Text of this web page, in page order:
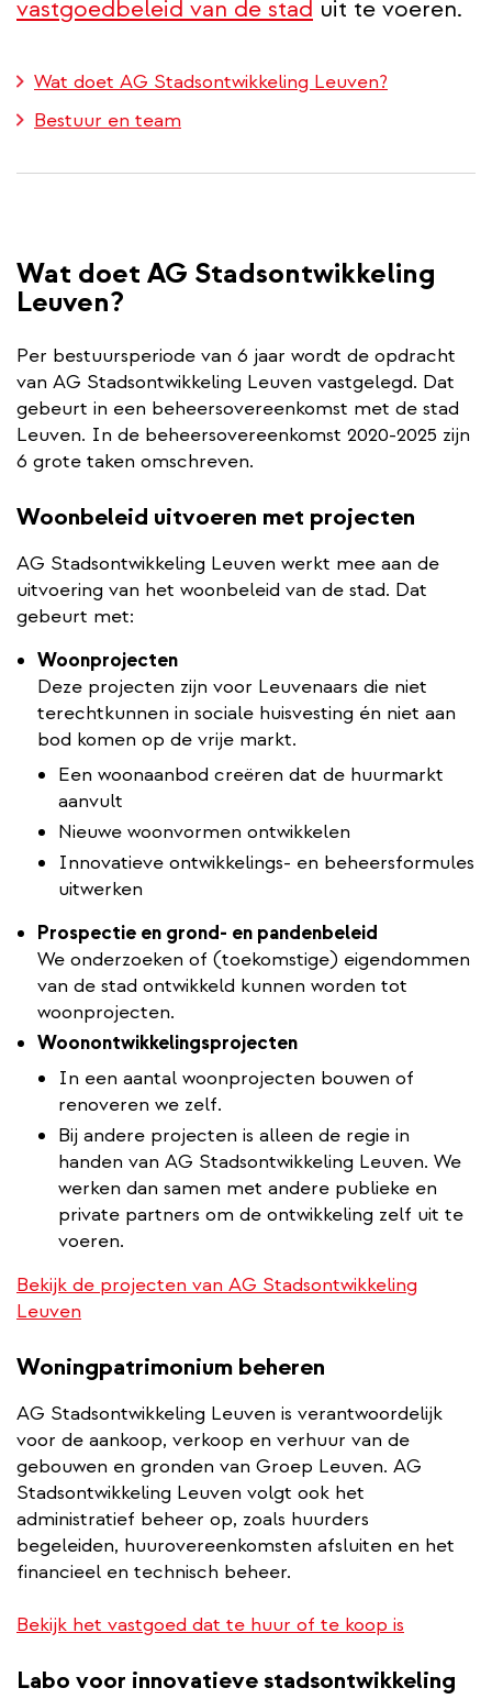
vastgoedbeleid van de stad uit te voeren.
Wat doet AG Stadsontwikkeling Leuven?
Bestuur en team
Wat doet AG Stadsontwikkeling
Leuven?
Per bestuursperiode van 6 jaar wordt de opdracht
van AG Stadsontwikkeling Leuven vastgelegd. Dat
gebeurt in een beheersovereenkomst met de stad
Leuven. In de beheersovereenkomst 2020-2025 zijn
6 grote taken omschreven.
Woonbeleid uitvoeren met projecten
AG Stadsontwikkeling Leuven werkt mee aan de
uitvoering van het woonbeleid van de stad. Dat
gebeurt met:
Woonprojecten
Deze projecten zijn voor Leuvenaars die niet
terechtkunnen in sociale huisvesting én niet aan
bod komen op de vrije markt.
Een woonaanbod creëren dat de huurmarkt
aanvult
Nieuwe woonvormen ontwikkelen
Innovatieve ontwikkelings- en beheersformules
uitwerken
Prospectie en grond- en pandenbeleid
We onderzoeken of (toekomstige) eigendommen
van de stad ontwikkeld kunnen worden tot
woonprojecten.
Woonontwikkelingsprojecten
In een aantal woonprojecten bouwen of
renoveren we zelf.
Bij andere projecten is alleen de regie in
handen van AG Stadsontwikkeling Leuven. We
werken dan samen met andere publieke en
private partners om de ontwikkeling zelf uit te
voeren.
Bekijk de projecten van AG Stadsontwikkeling
Leuven
Woningpatrimonium beheren
AG Stadsontwikkeling Leuven is verantwoordelijk
voor de aankoop, verkoop en verhuur van de
gebouwen en gronden van Groep Leuven. AG
Stadsontwikkeling Leuven volgt ook het
administratief beheer op, zoals huurders
begeleiden, huurovereenkomsten afsluiten en het
financieel en technisch beheer.
Bekijk het vastgoed dat te huur of te koop is
Labo voor innovatieve stadsontwikkeling